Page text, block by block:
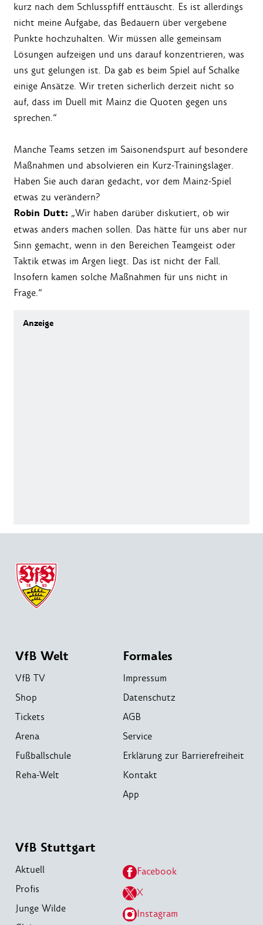
kurz nach dem Schlusspfiff enttäuscht. Es ist allerdings
nicht meine Aufgabe, das Bedauern über vergebene
Punkte hochzuhalten. Wir müssen alle gemeinsam
Lösungen aufzeigen und uns darauf konzentrieren, was
uns gut gelungen ist. Da gab es beim Spiel auf Schalke
einige Ansätze. Wir treten sicherlich derzeit nicht so
auf, dass im Duell mit Mainz die Quoten gegen uns
sprechen.“
Manche Teams setzen im Saisonendspurt auf besondere
Maßnahmen und absolvieren ein Kurz-Trainingslager.
Haben Sie auch daran gedacht, vor dem Mainz-Spiel
etwas zu verändern?
Robin Dutt: „Wir haben darüber diskutiert, ob wir
etwas anders machen sollen. Das hätte für uns aber nur
Sinn gemacht, wenn in den Bereichen Teamgeist oder
Taktik etwas im Argen liegt. Das ist nicht der Fall.
Insofern kamen solche Maßnahmen für uns nicht in
Frage.“
VfB Welt
VfB TV
Shop
Tickets
Arena
Fußballschule
Reha-Welt
Formales
Impressum
Datenschutz
AGB
Service
Erklärung zur Barrierefreiheit
Kontakt
App
VfB Stuttgart
Aktuell
Profis
Junge Wilde
Facebook
X
Instagram